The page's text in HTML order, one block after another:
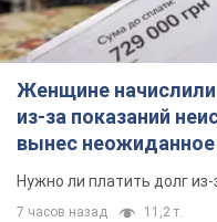
Женщине начислили
из-за показаний
вынес
Нужно ли платить долг
7 часов назад 11,2 т.